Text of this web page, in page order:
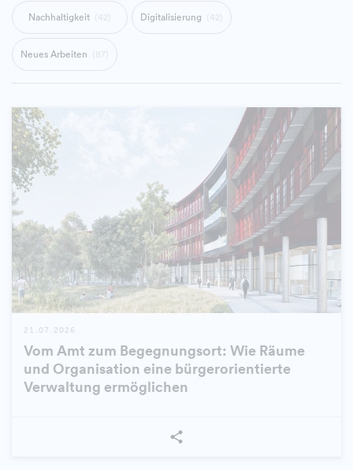
Nachhaltigkeit Digitalisierung
Neues Arbeiten
21.07.2026
Vom Amt zum Begegnungsort: Wie Räume
und Organisation eine bürgerorientierte
Verwaltung ermöglichen